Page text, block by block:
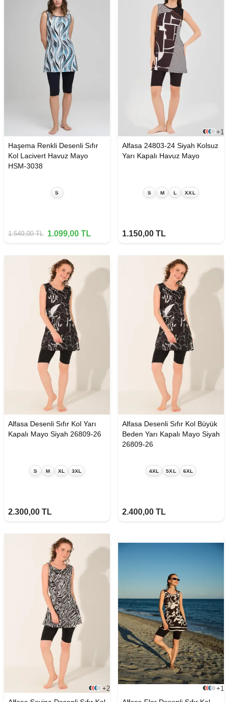
Haşema Renkli Desenli Sıfır
Kol Lacivert Havuz Mayo
HSM-3038
S
1.549,00TL 1.099,00 TL
+1
Alfasa 24803-24 Siyah Kolsuz
Yarı Kapalı Havuz Mayo
S M L XXL
1.150,00 TL
Alfasa Desenli Sıfır Kol Yarı
Kapalı Mayo Siyah 26809-26
S M XL 3XL
2.300,00 TL
Alfasa Desenli Sıfır Kol Büyük
Beden Yarı Kapalı Mayo Siyah
26809-26
4XL 5XL 6XL
2.400,00 TL
+2 +1